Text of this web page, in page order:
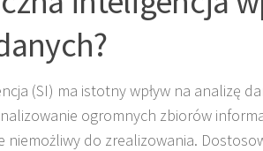
(SI) ma istotny wpływ na analizę
ogromnych zbiorów
niemożliwy do zrealizowania.